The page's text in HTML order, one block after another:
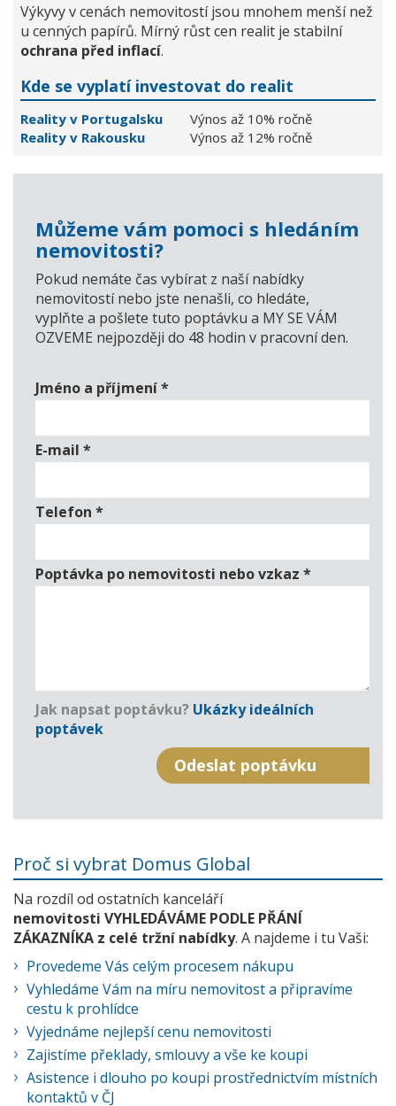
Výkyvy v cenách nemovitostí jsou mnohem menší než
u cenných papírů. Mírný růst cen realit je stabilní
ochrana před inflací.
Kde se vyplatí investovat do realit
Reality v Portugalsku
Výnos až 10% ročně
Reality v Rakousku
Výnos až 12% ročně
Můžeme vám pomoci s hledáním
nemovitosti?
Pokud nemáte čas vybírat z naší nabídky
nemovitostí nebo jste nenašli, co hledáte,
vyplňte a pošlete tuto poptávku a MY SE VÁM
OZVEME nejpozději do 48 hodin v pracovní den.
Jméno a příjmení*
E-mail *
Telefon *
Poptávka po nemovitosti nebo vzkaz *
Jak napsat poptávku? Ukázky ideálních
poptávek
Proč si vybrat Domus Global
Na rozdíl od ostatních kanceláří
nemovitosti VYHLEDÁVÁME PODLE PŘÁNÍ
ZÁKAZNÍKA z celé tržní nabídky. A najdeme i tu Vaši:
Provedeme Vás celým procesem nákupu
Vyhledáme Vám na míru nemovitost a připravíme
cestu k prohlídce
Vyjednáme nejlepší cenu nemovitosti
Zajistíme překlady, smlouvy a vše ke koupi
Asistence i dlouho po koupi prostřednictvím místních
kontaktů v ČJ